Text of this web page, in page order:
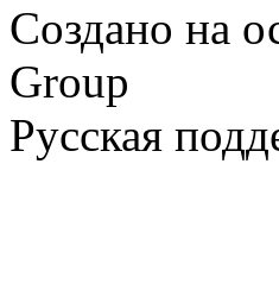
Создано на
Group
Русская